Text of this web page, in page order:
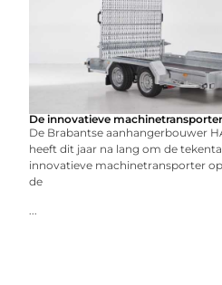
De innovatieve machinetransporter
De Brabantse aanhangerbouwer
heeft dit jaar na lang om de
innovatieve machinetransporter
de
...